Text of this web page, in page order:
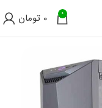
0
0 تومان